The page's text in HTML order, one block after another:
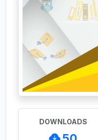
DOWNLOADS